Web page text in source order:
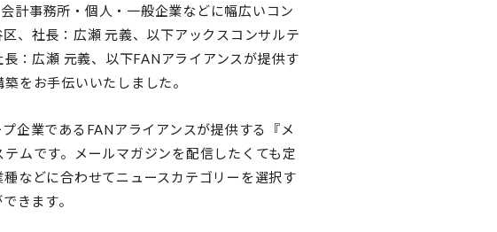
計事務所・個人・一般企業などに幅広いコン
、社長：広瀬 元義、以下アックスコンサルテ
：広瀬 元義、以下FANアライアンスが提供す
をお手伝いいたしました。
企業であるFANアライアンスが提供する『メ
ムです。メールマガジンを配信したくても定
などに合わせてニュースカテゴリーを選択す
きます。